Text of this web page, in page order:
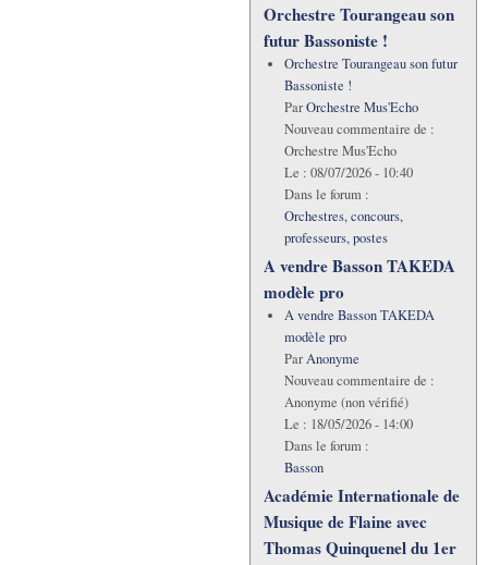
Orchestre Tourangeau son
futur Bassoniste !
Orchestre Tourangeau son futur
Bassoniste !
ParOrchestre Mus'Echo
Nouveau commentaire de :
Orchestre Mus'Echo
Le : 08/07/2026 - 10:40
Dans le forum :
Orchestres, concours,
professeurs, postes
A vendre Basson TAKEDA
modèle pro
A vendre Basson TAKEDA
modèle pro
ParAnonyme
Nouveau commentaire de :
Anonyme (non vérifié)
Le : 18/05/2026 - 14:00
Dans le forum :
Basson
Académie Internationale de
Musique de Flaine avec
Thomas Quinquenel du 1er